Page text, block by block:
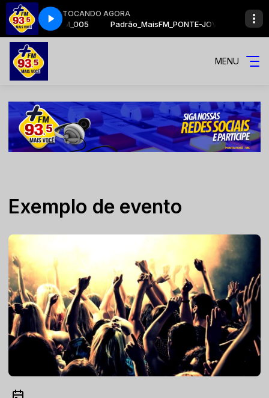
TOCANDO AGORA
JOVEM_005 Padrão_MaisFM_PONTE-JOVEM_005
MENU
Exemplo de evento